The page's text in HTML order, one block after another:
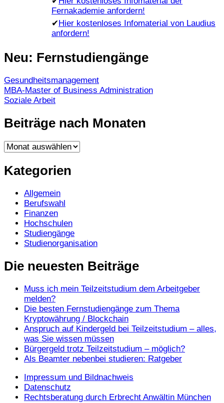
Fernakademie anfordern!
✔Hier kostenloses Infomaterial von Laudius
anfordern!
Neu: Fernstudiengänge
Gesundheitsmanagement
MBA-Master of Business Administration
Soziale Arbeit
Beiträge nach Monaten
Beiträge
nach
Monaten
Kategorien
Allgemein
Berufswahl
Finanzen
Hochschulen
Studiengänge
Studienorganisation
Die neuesten Beiträge
Muss ich mein Teilzeitstudium dem Arbeitgeber
melden?
Die besten Fernstudiengänge zum Thema
Kryptowährung / Blockchain
Anspruch auf Kindergeld bei Teilzeitstudium – alles,
was Sie wissen müssen
Bürgergeld trotz Teilzeitstudium – möglich?
Als Beamter nebenbei studieren: Ratgeber
Impressum und Bildnachweis
Datenschutz
Rechtsberatung durch Erbrecht Anwältin München